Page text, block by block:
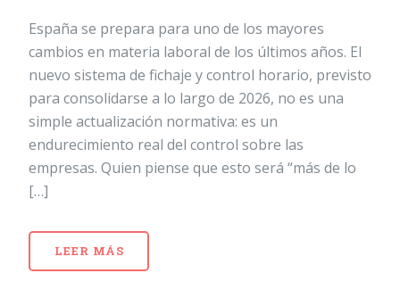
España se prepara para uno de los mayores
cambios en materia laboral de los últimos años. El
nuevo sistema de fichaje y control horario, previsto
para consolidarse a lo largo de 2026, no es una
simple actualización normativa: es un
endurecimiento real del control sobre las
empresas. Quien piense que esto será “más de lo
[…]
LEER MÁS